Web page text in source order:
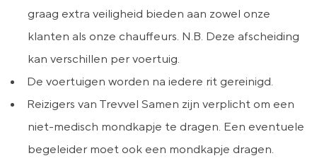
graag extra veiligheid bieden aan zowel onze
klanten als onze chauffeurs. N.B. Deze afscheiding
kan verschillen per voertuig.
De voertuigen worden na iedere rit gereinigd.
Reizigers van Trevvel Samen zijn verplicht om een
niet-medisch mondkapje te dragen. Een eventuele
begeleider moet ook een mondkapje dragen.